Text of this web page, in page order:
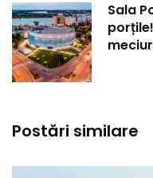
Sala
Postări similare